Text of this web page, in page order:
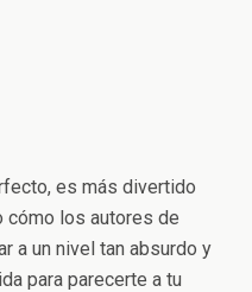
es más divertido
cómo los autores de
a un nivel tan absurdo y
para parecerte a tu